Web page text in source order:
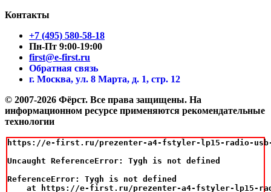
Контакты
+7 (495) 580-58-18
Пн-Пт 9:00-19:00
first@e-first.ru
Обратная связь
г. Москва, ул. 8 Марта, д. 1, стр. 12
© 2007-2026 Фёрст. Все права защищены. На
информационном ресурсе применяются рекомендательные
технологии
https://e-first.ru/prezenter-a4-fstyler-lp15-radio-usb-
Uncaught ReferenceError: Tygh is not defined
ReferenceError: Tygh is not defined
at https://e-first.ru/prezenter-a4-fstyler-lp15-